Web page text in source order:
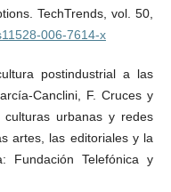
TechTrends, vol. 50,
006-7614-x
postindustrial a las
Canclini, F. Cruces y
urbanas y redes
artes, las editoriales y la
Fundación Telefónica y